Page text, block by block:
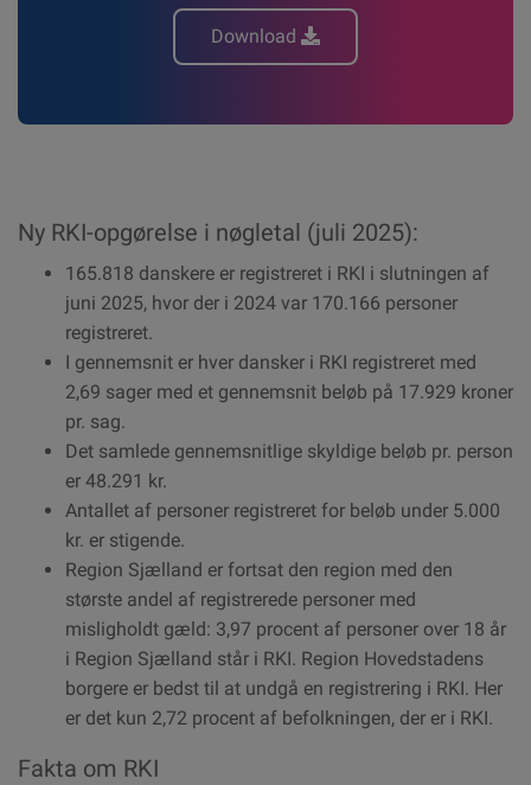
Download
Ny RKI-opgørelse i nøgletal (juli 2025):
165.818 danskere er registreret i RKI i slutningen af
juni 2025, hvor der i 2024 var 170.166 personer
registreret.
I gennemsnit er hver dansker i RKI registreret med
2,69 sager med et gennemsnit beløb på 17.929 kroner
pr. sag.
Det samlede gennemsnitlige skyldige beløb pr. person
er 48.291 kr.
Antallet af personer registreret for beløb under 5.000
kr. er stigende.
Region Sjælland er fortsat den region med den
største andel af registrerede personer med
misligholdt gæld: 3,97 procent af personer over 18 år
i Region Sjælland står i RKI. Region Hovedstadens
borgere er bedst til at undgå en registrering i RKI. Her
er det kun 2,72 procent af befolkningen, der er i RKI.
Fakta om RKI